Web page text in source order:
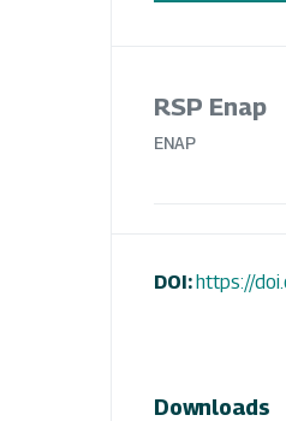
RSP Enap
ENAP
DOI:https://
Downloads